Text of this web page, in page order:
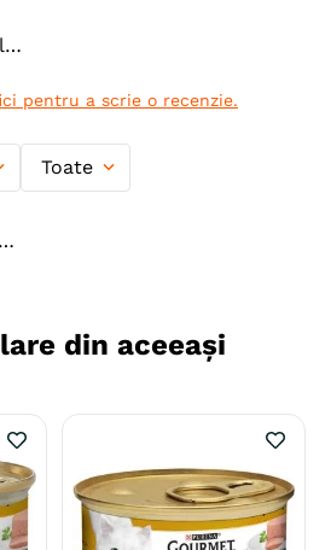
Super-Premium
Nu
Plic
pentru a scrie o recenzie.
Toate
din aceeași